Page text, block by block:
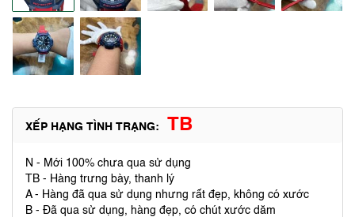
XẾP HẠNG TÌNH TRẠNG: TB
N - Mới 100% chưa qua sử dụng
TB - Hàng trưng bày, thanh lý
A - Hàng đã qua sử dụng nhưng rất đẹp, không có xước
B - Đã qua sử dụng, hàng đẹp, có chút xước dăm